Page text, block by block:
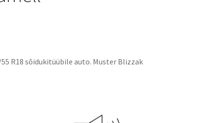
R18 sõidukitüübile auto. Muster Blizzak